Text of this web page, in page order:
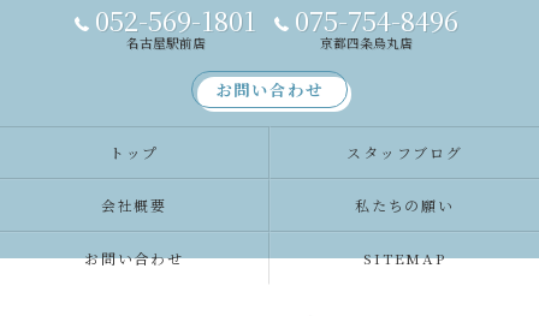
052-569-1801
名古屋駅前店
075-754-8496
京都四条烏丸店
お問い合わせ
トップ スタッフブログ
会社概要 私たちの願い
お問い合わせ SITEMAP